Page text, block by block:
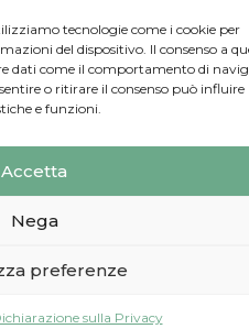
tecnologie come i cookie per
del dispositivo. Il consenso a
dati come il comportamento di
o ritirare il consenso può influire
e funzioni.
Accetta
Nega
preferenze
sulla Privacy
online